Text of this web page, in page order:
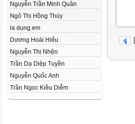
Nguyễn Trần Minh Quân
Ngô Thị Hồng Thúy
la dung em
Dương Hoài Hiếu
Nguyễn Thị Nhện
Trần Dạ Diệp Tuyền
Nguyễn Quốc Anh
Trần Ngọc Kiều Diễm